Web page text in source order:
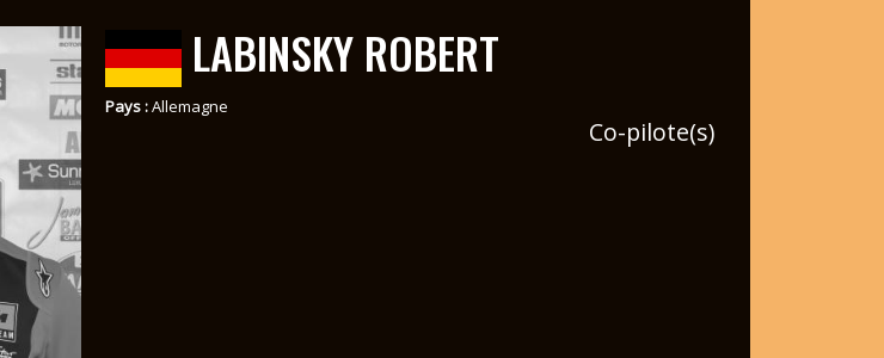
LABINSKY ROBERT
Pays :Allemagne
Co-pilote(s)